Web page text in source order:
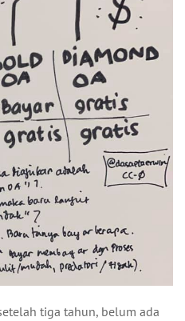
tiga tahun, belum ada